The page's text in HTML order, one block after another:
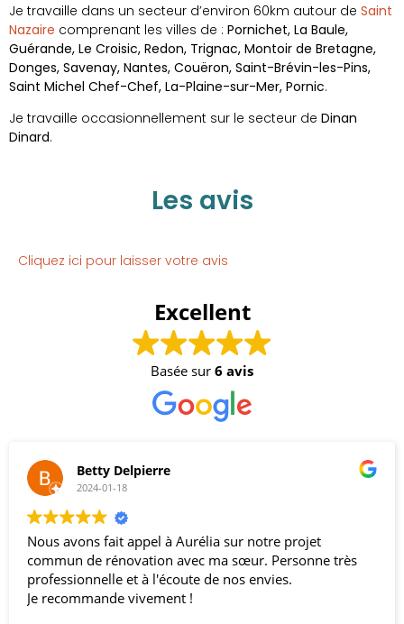
Je travaille dans un secteur d’environ 60km autour de Saint
Nazaire comprenant les villes de : Pornichet, La Baule,
Guérande, Le Croisic, Redon, Trignac, Montoir de Bretagne,
Donges, Savenay, Nantes, Couëron, Saint-Brévin-les-Pins,
Saint Michel Chef-Chef, La-Plaine-sur-Mer, Pornic.
Je travaille occasionnellement sur le secteur de Dinan
Dinard.
Les avis
Cliquez ici pour laisser votre avis
Excellent
Basée sur 6 avis
Betty Delpierre
2024-01-18
avons fait appel à Aurélia sur notre projet
de rénovation avec ma sœur. Personne très
et à l'écoute de nos envies.
recommande vivement !